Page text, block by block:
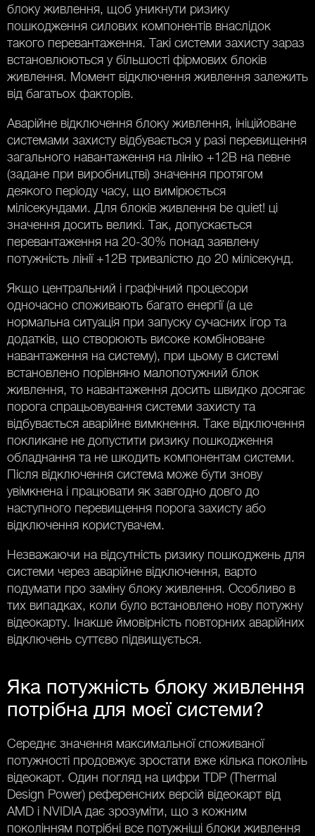
блоку живлення, щоб уникнути ризику
пошкодження силових компонентів внаслідок
такого перевантаження. Такі системи захисту зараз
встановлюються у більшості фірмових блоків
живлення. Момент відключення живлення залежить
від багатьох факторів.
Аварійне відключення блоку живлення, ініційоване
системами захисту відбувається у разі перевищення
загального навантаження на лінію +12В на певне
(задане при виробництві) значення протягом
деякого періоду часу, що вимірюється
мілісекундами. Для блоків живлення be quiet! ці
значення досить великі. Так, допускається
перевантаження на 20-30% понад заявлену
потужність лінії +12В тривалістю до 20 мілісекунд.
Якщо центральний і графічний процесори
одночасно споживають багато енергії (а це
нормальна ситуація при запуску сучасних ігор та
додатків, що створюють високе комбіноване
навантаження на систему), при цьому в системі
встановлено порівняно малопотужний блок
живлення, то навантаження досить швидко досягає
порога спрацьовування системи захисту та
відбувається аварійне вимкнення. Таке відключення
покликане не допустити ризику пошкодження
обладнання та не шкодить компонентам системи.
Після відключення система може бути знову
увімкнена і працювати як завгодно довго до
наступного перевищення порога захисту або
відключення користувачем.
Незважаючи на відсутність ризику пошкоджень для
системи через аварійне відключення, варто
подумати про заміну блоку живлення. Особливо в
тих випадках, коли було встановлено нову потужну
відеокарту. Інакше ймовірність повторних аварійних
відключень суттєво підвищується.
Яка потужність блоку живлення
потрібна для моєї системи?
Середнє значення максимальної споживаної
потужності продовжує зростати вже кілька поколінь
відеокарт. Один погляд на цифри TDP (Thermal
Design Power) референсних версій відеокарт від
AMD і NVIDIA дає зрозуміти, що з кожним
поколінням потрібні все потужніші блоки живлення